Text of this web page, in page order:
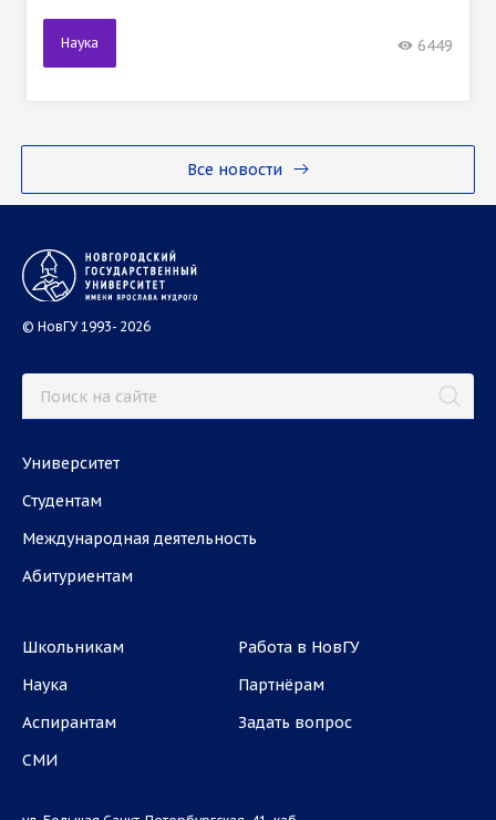
Все новости
Наука 6449
© НовГУ 1993- 2026
Университет
Студентам
Международная деятельность
Абитуриентам
Школьникам
Наука
Аспирантам
СМИ
Работа в НовГУ
Партнёрам
Задать вопрос